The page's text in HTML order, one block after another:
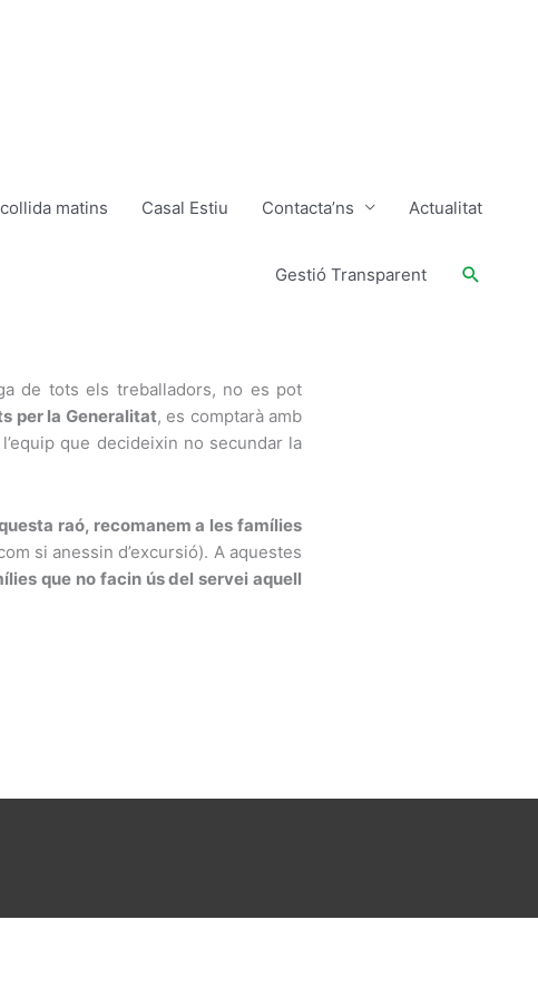
matins Casal Estiu Contacta’ns Actualitat
Gestió Transparent Buscar
de tots els treballadors, no es pot
per la Generalitat, es comptarà amb
que decideixin no secundar la
raó, recomanem a les famílies
si anessin d’excursió). A aquestes
que no facin ús del servei aquell